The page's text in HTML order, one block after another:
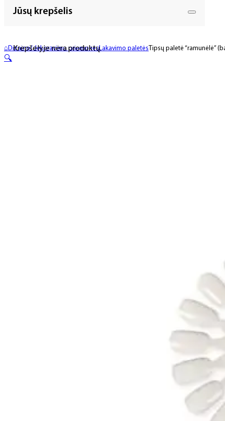
Jūsų krepšelis
Krepšelyje nėra produktų.
⌂ Dizaino/dekoravimo priemonėsLakavimo paletės Tipsų paletė “ramunėlė”
🔍